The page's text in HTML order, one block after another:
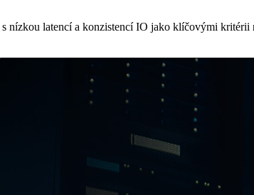
nízkou latencí a konzistencí IO jako klíčovými kritérii